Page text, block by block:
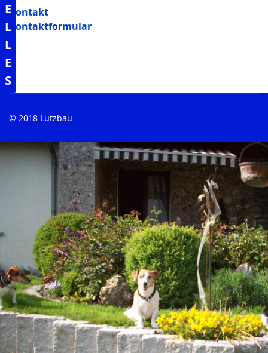
Kontakt
Kontaktformular
© 2018 Lutzbau
E
L
L
E
S